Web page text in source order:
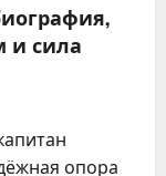
и сила
опора